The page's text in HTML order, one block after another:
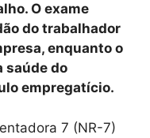
O exame
do trabalhador
enquanto o
saúde do
empregatício.
7 (NR-7)